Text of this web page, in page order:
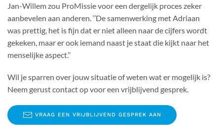
Jan-Willem zou ProMissie voor een dergelijk proces zeker
aanbevelen aan anderen. ‘’De samenwerking met Adriaan
was prettig, het is fijn dat er niet alleen naar de cijfers wordt
gekeken, maar er ook iemand naast je staat die kijkt naar het
menselijke aspect.’’
Wil je sparren over jouw situatie of weten wat er mogelijk is?
Neem gerust contact op voor een vrijblijvend gesprek.
VRAAG EEN VRIJBLIJVEND GESPREK AAN